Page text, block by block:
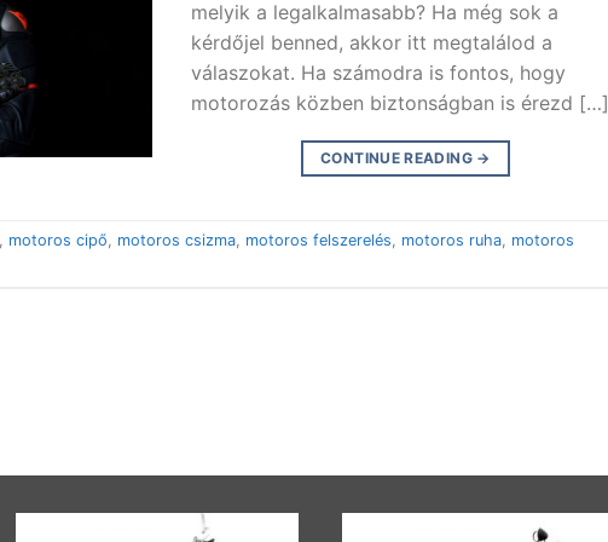
melyik a legalkalmasabb? Ha még sok a
kérdőjel benned, akkor itt megtalálod a
válaszokat. Ha számodra is fontos, hogy
motorozás közben biztonságban is érezd […]
CONTINUE READING →
motoros cipő motoros csizma motoros felszerelés motoros ruha motoros